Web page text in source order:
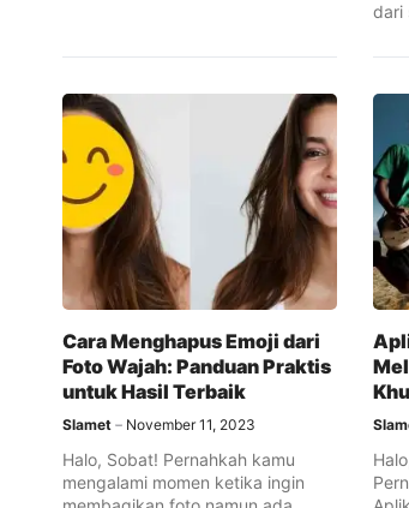
dari
Cara Menghapus Emoji dari
Foto Wajah: Panduan Praktis
untuk Hasil Terbaik
Slamet November 11, 2023
Halo, Sobat! Pernahkah kamu
mengalami momen ketika ingin